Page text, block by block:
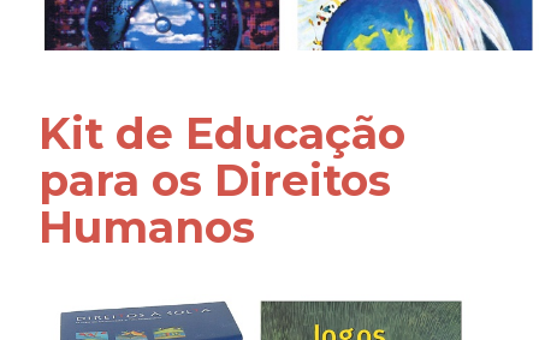
Kit de Educação
para os Direitos
Humanos